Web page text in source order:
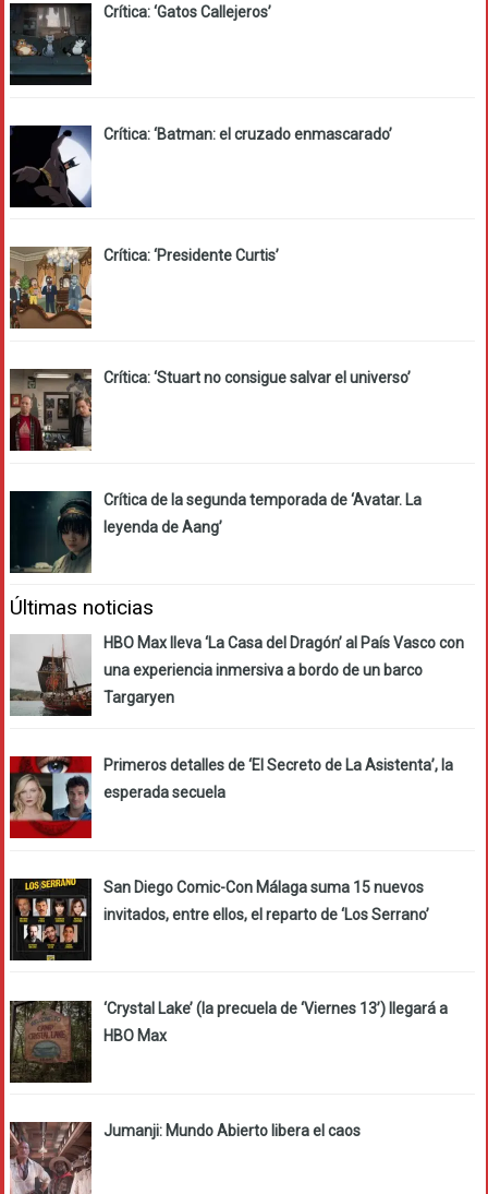
Crítica: ‘Gatos Callejeros’
Crítica: ‘Batman: el cruzado enmascarado’
Crítica: ‘Presidente Curtis’
Crítica: ‘Stuart no consigue salvar el universo’
Crítica de la segunda temporada de ‘Avatar. La
leyenda de Aang’
Últimas noticias
HBO Max lleva ‘La Casa del Dragón’ al País Vasco con
una experiencia inmersiva a bordo de un barco
Targaryen
Primeros detalles de ‘El Secreto de La Asistenta’, la
esperada secuela
San Diego Comic-Con Málaga suma 15 nuevos
invitados, entre ellos, el reparto de ‘Los Serrano’
‘Crystal Lake’ (la precuela de ‘Viernes 13’) llegará a
HBO Max
Jumanji: Mundo Abierto libera el caos